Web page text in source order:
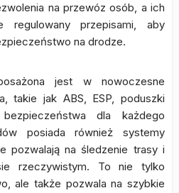
na przewóz osób, a ich
przepisami, aby
na drodze.
jest w nowoczesne
takie jak ABS, ESP, poduszki
dla każdego
posiada również systemy
pozwalają na śledzenie trasy i
rzeczywistym. To nie tylko
ale także pozwala na szybkie